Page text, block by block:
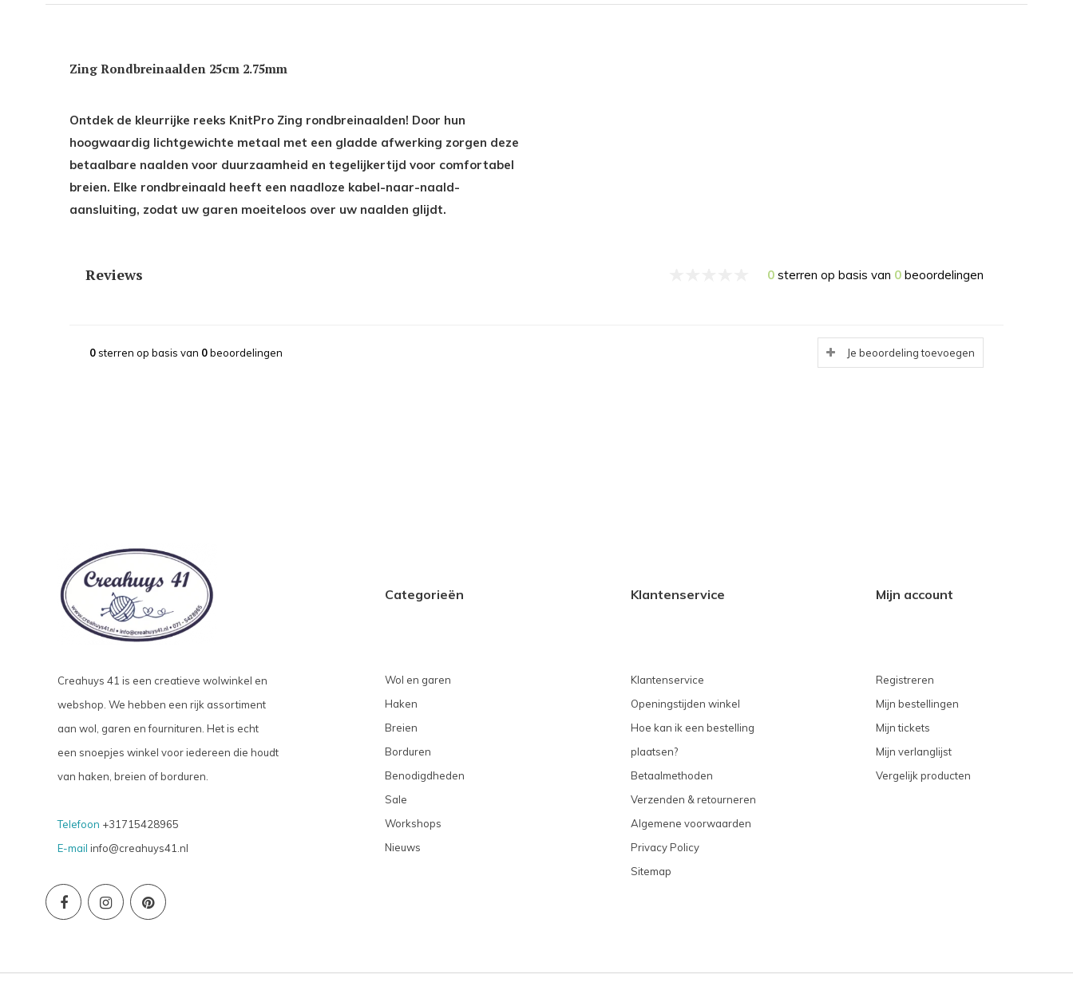
Zing Rondbreinaalden 25cm 2.75mm
Ontdek de kleurrijke reeks KnitPro Zing rondbreinaalden! Door hun
hoogwaardig lichtgewichte metaal met een gladde afwerking zorgen deze
betaalbare naalden voor duurzaamheid en tegelijkertijd voor comfortabel
breien. Elke rondbreinaald heeft een naadloze kabel-naar-naald-
aansluiting, zodat uw garen moeiteloos over uw naalden glijdt.
Reviews 0 sterren op basis van 0 beoordelingen
0sterren op basis van 0beoordelingen Je beoordeling toevoegen
Creahuys 41 is een creatieve wolwinkel en
webshop. We hebben een rijk assortiment
aan wol, garen en fournituren. Het is echt
een snoepjes winkel voor iedereen die houdt
van haken, breien of borduren.
Telefoon +31715428965
E-mail info@creahuys41.nl
Categorieën
Wol en garen
Haken
Breien
Borduren
Benodigdheden
Sale
Workshops
Nieuws
Klantenservice
Klantenservice
Openingstijden winkel
Hoe kan ik een bestelling
plaatsen?
Betaalmethoden
Verzenden & retourneren
Algemene voorwaarden
Privacy Policy
Sitemap
Mijn account
Registreren
Mijn bestellingen
Mijn tickets
Mijn verlanglijst
Vergelijk producten